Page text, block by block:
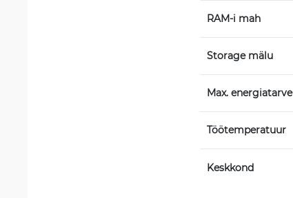
RAM-i mah
Storage mälu
Max. energiatarve
Töötemperatuur
Keskkond